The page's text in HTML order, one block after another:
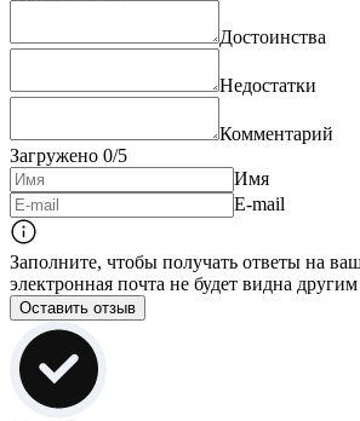
Достоинства
Недостатки
Комментарий
Загружено 0/5
Имя
E-mail
Заполните, чтобы получать ответы на
электронная почта не будет видна
Оставить отзыв